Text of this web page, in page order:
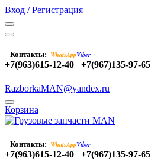
Вход / Регистрация
Контакты: WhatsAppViber
+7(963)615-12-40 +7(967)135-97-65
RazborkaMAN@yandex.ru
Корзина
Контакты: WhatsAppViber
+7(963)615-12-40 +7(967)135-97-65